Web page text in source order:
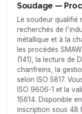
Soudage —
Le soudeur qualifié
recherchés de
métallique et à la
les procédés
(141), la lecture de
chanfreins, la
selon ISO 5817.
ISO 9606-1 et la
15614. Disponible
inscription sous 48